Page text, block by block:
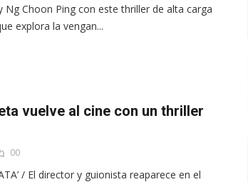
Ng Choon Ping con este thriller de alta carga
explora la vengan...
vuelve al cine con un thriller
00
/ El director y guionista reaparece en el